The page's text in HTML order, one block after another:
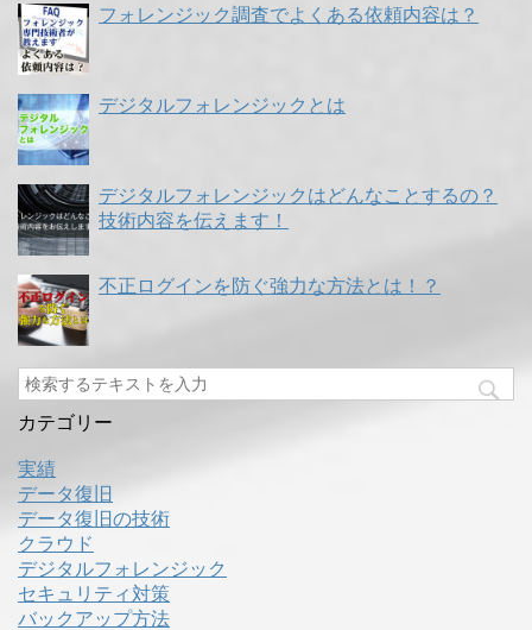
フォレンジック調査でよくある依頼内容は？
デジタルフォレンジックとは
デジタルフォレンジックはどんなことするの？
技術内容を伝えます！
不正ログインを防ぐ強力な方法とは！？
カテゴリー
実績
データ復旧
データ復旧の技術
クラウド
デジタルフォレンジック
セキュリティ対策
バックアップ方法